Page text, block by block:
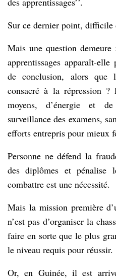
Sur ce dernier point, difficile
Mais une question
apprentissages apparaît-
de conclusion, alors que
consacré à la répression ?
moyens, d’énergie et
surveillance des examens,
efforts entrepris pour mieux
Personne ne défend la
des diplômes et pénalise
combattre est une nécessité.
Mais la mission première
n’est pas d’organiser la
faire en sorte que le plus
le niveau requis pour réussir.
Or, en Guinée, il est